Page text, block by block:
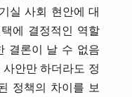
실 사회 현안에 대
에 결정적인 역할
결론이 날 수 없음
안만 하더라도 정
정책의 차이를 보